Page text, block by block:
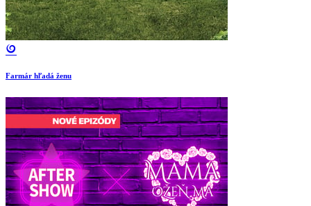
Farmár hľadá ženu